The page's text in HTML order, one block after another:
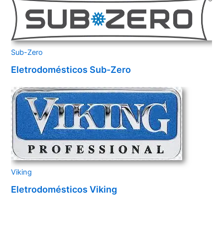
Sub-Zero
Eletrodomésticos Sub-Zero
Viking
Eletrodomésticos Viking